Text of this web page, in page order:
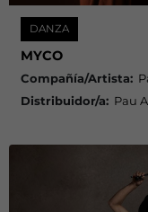
DANZA
MYCO
Compañía/Artista:
Distribuidor/a: Pau